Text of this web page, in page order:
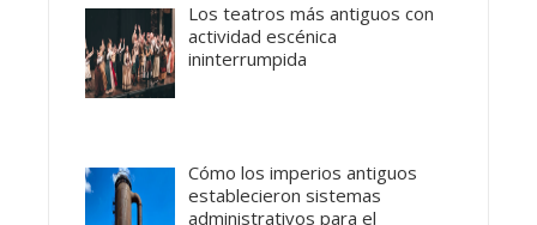
Los teatros más antiguos con
actividad escénica
ininterrumpida
Cómo los imperios antiguos
establecieron sistemas
administrativos para el